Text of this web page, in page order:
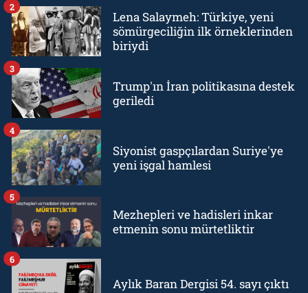
Lena Salaymeh: Türkiye, yeni
sömürgeciliğin ilk örneklerinden
biriydi
2
Trump'ın İran politikasına destek
geriledi
3
Siyonist gaspçılardan Suriye'ye
yeni işgal hamlesi
4
Mezhepleri ve hadisleri inkar
etmenin sonu mürtetliktir
5
Aylık Baran Dergisi 54. sayı çıktı
6